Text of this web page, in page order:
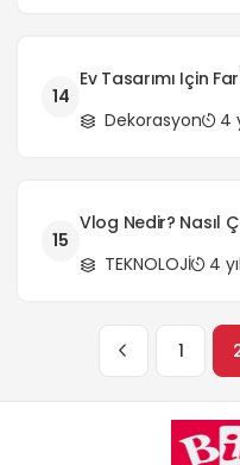
14
Ev Tasarımı Için
Dekorasyon
4
15
Vlog Nedir? Nasıl
TEKNOLOJİ
4
1